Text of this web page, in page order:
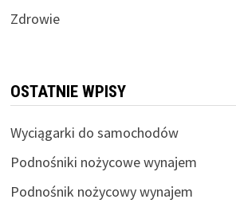
Zdrowie
OSTATNIE WPISY
Wyciągarki do samochodów
Podnośniki nożycowe wynajem
Podnośnik nożycowy wynajem